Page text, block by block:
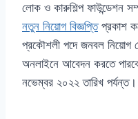
লোক ও কারুশিল্প ফাউন্ডেশন
নতুন নিয়োগ বিজ্ঞপ্তিপ্রকাশ
প্রকৌশলী পদে জনবল নিয়োগ
অনলাইনে আবেদন করতে
নভেম্বর ২০২২ তারিখ পর্যন্ত।